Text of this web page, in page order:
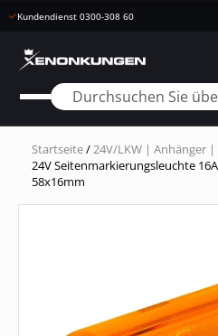
Sichere Zahlungen mit Klarna
Startseite/24V/LKW | Anhänger |
24V Seitenmarkierungsleuchte
58x16mm